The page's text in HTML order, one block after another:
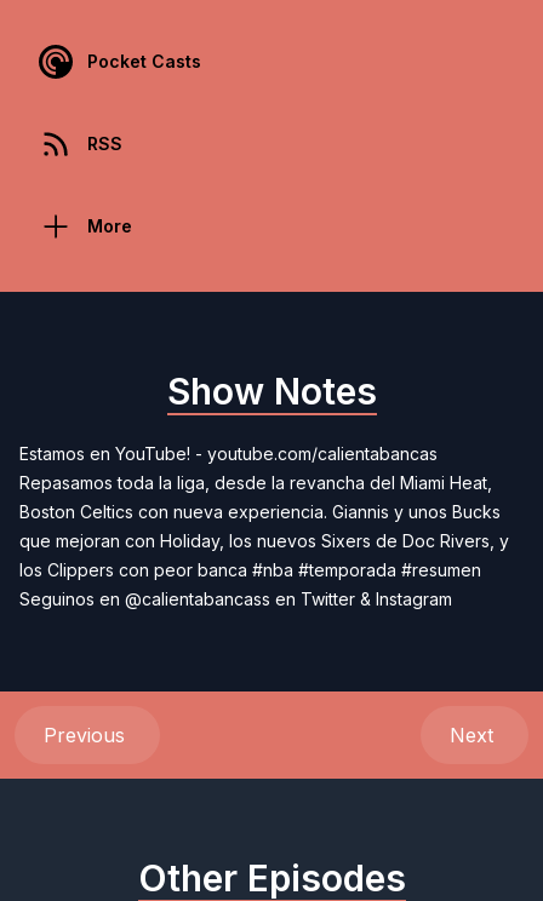
Pocket Casts
RSS
More
Show Notes
Estamos en YouTube! - youtube.com/calientabancas
Repasamos toda la liga, desde la revancha del Miami Heat,
Boston Celtics con nueva experiencia. Giannis y unos Bucks
que mejoran con Holiday, los nuevos Sixers de Doc Rivers, y
los Clippers con peor banca #nba #temporada #resumen
Seguinos en @calientabancass en Twitter & Instagram
Previous Next
Other Episodes